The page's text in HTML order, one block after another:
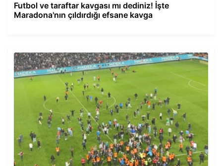
Futbol ve taraftar kavgası mı dediniz! İşte
Maradona'nın çıldırdığı efsane kavga